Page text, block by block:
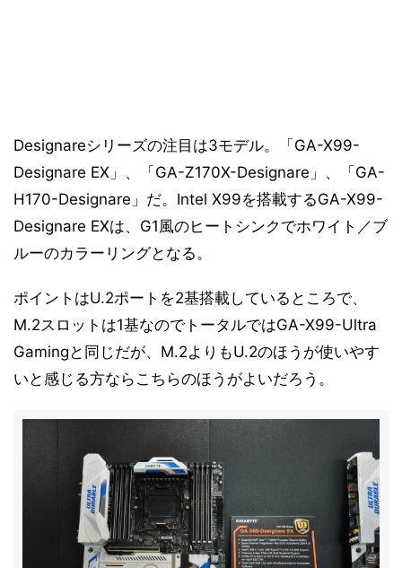
Designareシリーズの注目は3モデル。「GA-X99-
Designare EX」、「GA-Z170X-Designare」、「GA-
H170-Designare」だ。Intel X99を搭載するGA-X99-
Designare EXは、G1風のヒートシンクでホワイト／ブ
ルーのカラーリングとなる。
ポイントはU.2ポートを2基搭載しているところで、
M.2スロットは1基なのでトータルではGA-X99-Ultra
Gamingと同じだが、M.2よりもU.2のほうが使いやす
いと感じる方ならこちらのほうがよいだろう。